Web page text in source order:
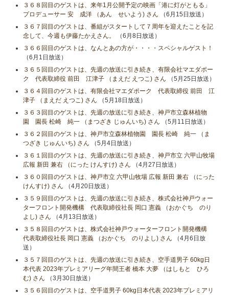
３６８回目のゲストは、来年1月公開予定の映画「港に灯がともる」
プロデューサー 安 成洋 （あん せいよう) さん （6月15日放送）
３６７回目のゲストは、番組がスタートして７周年を迎えたことを記
念して、今週も伊藤たかえさん。
（6月8日放送）
３６６回目のゲストは、なんとあの方が・・・・スペシャルゲスト！
（6月1日放送）
３６５回目のゲストは、先週の放送に引き続き、有限会社マエダポー
ク 代表取締役 前田 江津子 （まえだ えつこ) さん （5月25日放送）
３６４回目のゲストは、有限会社マエダポーク 代表取締役 前田 江
津子 （まえだ えつこ) さん （5月18日放送）
３６３回目のゲストは、先週の放送に引き続き、神戸市立森林植物
園 園長 松崎 純一 （まつざき じゅんいち) さん （5月11日放送）
３６２回目のゲストは、神戸市立森林植物園 園長 松崎 純一 （ま
つざき じゅんいち) さん （5月4日放送）
３６１回目のゲストは、先週の放送に引き続き、神戸市立 六甲山牧場
広報 新田 兼右 （にった けんすけ) さん （4月27日放送）
３６０回目のゲストは、神戸市立 六甲山牧場 広報 新田 兼右 （にった
けんすけ) さん （4月20日放送）
３５９回目のゲストは、先週の放送に引き続き、株式会社神戸ウォー
ターフロント開発機構 代表取締役社長 岡口 憲義 （おかぐち のり
よし) さん （4月13日放送）
３５８回目のゲストは、株式会社神戸ウォーターフロント開発機構
代表取締役社長 岡口 憲義 （おかぐち のりよし) さん （4月6日放
送）
３５７回目のゲストは、先週の放送に引き続き、空手道男子 60kg日
本代表 2023年プレミアリーグ年間王者 橋本 大夢 （はしもと ひろ
む) さん （3月30日放送）
３５６回目のゲストは、空手道男子 60kg日本代表 2023年プレミアリ